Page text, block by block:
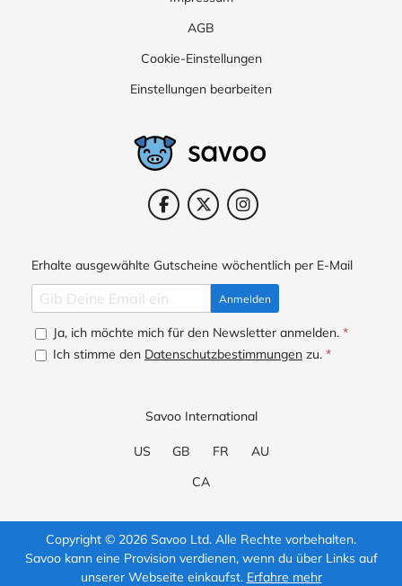
AGB
Cookie-Einstellungen
Einstellungen bearbeiten
Erhalte ausgewählte Gutscheine wöchentlich per E-Mail
Anmelden
Ja, ich möchte mich für den Newsletter anmelden. *
Ich stimme den Datenschutzbestimmungen zu. *
Savoo International
US GB FR
AU
CA
Copyright © 2026 Savoo Ltd. Alle Rechte vorbehalten.
Savoo kann eine Provision verdienen, wenn du über Links auf
unserer Webseite einkaufst. Erfahre mehr